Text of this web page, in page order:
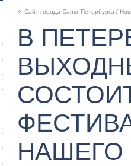
Сайт города Санкт-Петербурга /
В
НАШЕГО